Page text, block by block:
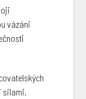
vázáni
silami,